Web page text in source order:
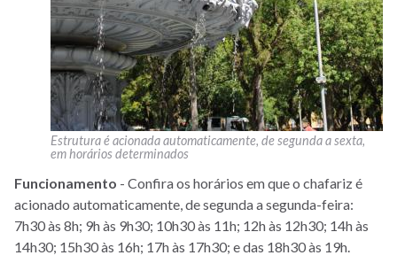
Estrutura é acionada automaticamente, de segunda a sexta,
em horários determinados
Funcionamento - Confira os horários em que o chafariz é
acionado automaticamente, de segunda a segunda-feira:
7h30 às 8h; 9h às 9h30; 10h30 às 11h; 12h às 12h30; 14h às
14h30; 15h30 às 16h; 17h às 17h30; e das 18h30 às 19h.